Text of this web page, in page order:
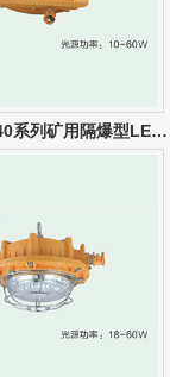
金阳王 DGS40系列矿用隔爆型LED巷道灯